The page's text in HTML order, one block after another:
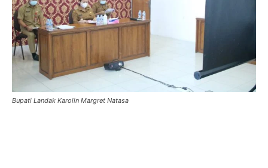
Bupati Landak Karolin Margret Natasa